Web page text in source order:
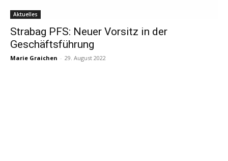
Aktuelles
Strabag PFS: Neuer Vorsitz in der
Geschäftsführung
Marie Graichen - 29. August 2022